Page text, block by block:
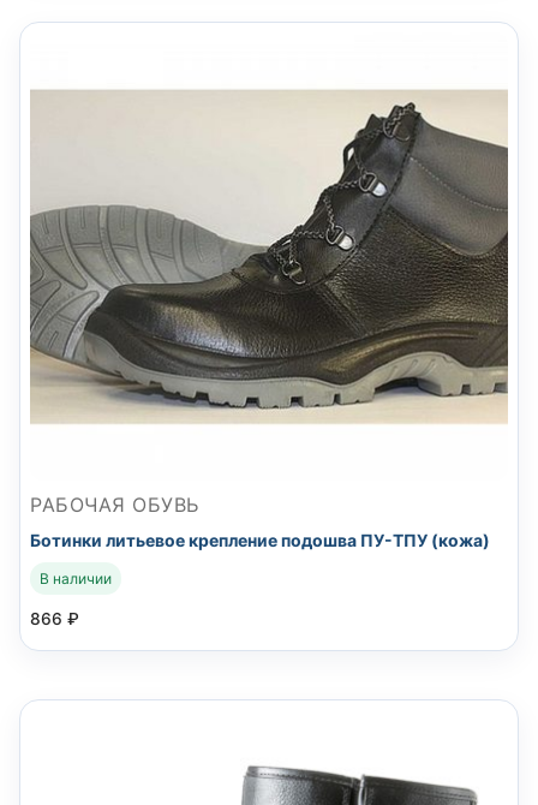
РАБОЧАЯ ОБУВЬ
Ботинки литьевое крепление подошва ПУ-ТПУ (кожа)
В наличии
866 ₽